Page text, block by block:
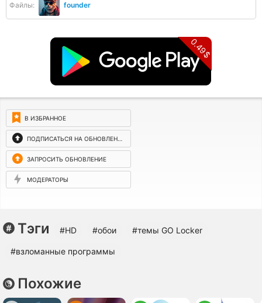
Файлы: founder
0.49$
В ИЗБРАННОЕ
ПОДПИСАТЬСЯ НА ОБНОВЛЕНИЯ
ЗАПРОСИТЬ ОБНОВЛЕНИЕ
МОДЕРАТОРЫ
Тэги #HD #обои #темы GO Locker
#взломанные программы
Похожие